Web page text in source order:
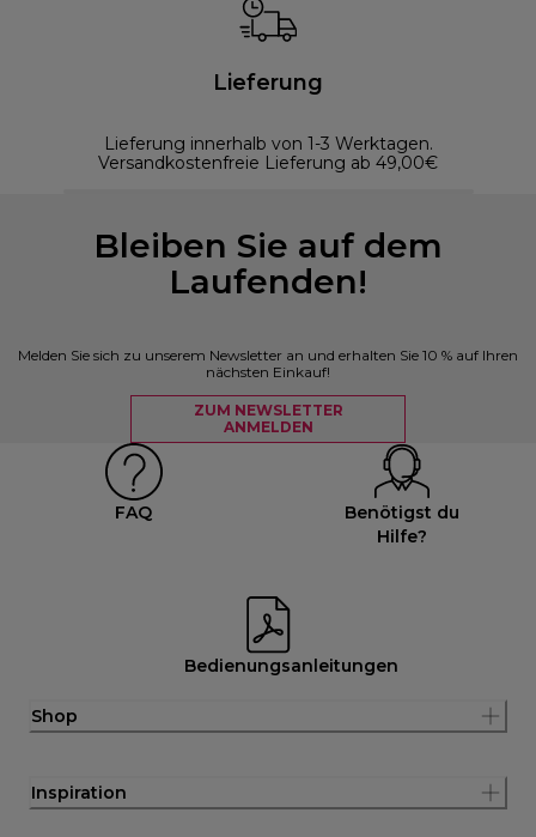
Lieferung
Lieferung innerhalb von 1-3 Werktagen.
Versandkostenfreie Lieferung ab 49,00€
Bleiben Sie auf dem
Laufenden!
Melden Sie sich zu unserem Newsletter an und erhalten Sie 10 % auf Ihren
nächsten Einkauf!
ZUM NEWSLETTER
ANMELDEN
FAQ
Benötigst du
Hilfe?
Bedienungsanleitungen
Shop
Inspiration